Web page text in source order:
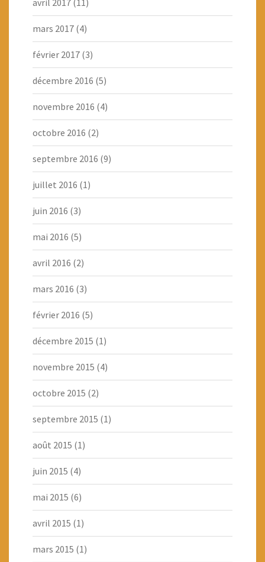
avril 2017 (11)
mars 2017 (4)
février 2017 (3)
décembre 2016 (5)
novembre 2016 (4)
octobre 2016 (2)
septembre 2016 (9)
juillet 2016 (1)
juin 2016 (3)
mai 2016 (5)
avril 2016 (2)
mars 2016 (3)
février 2016 (5)
décembre 2015 (1)
novembre 2015 (4)
octobre 2015 (2)
septembre 2015 (1)
août 2015 (1)
juin 2015 (4)
mai 2015 (6)
avril 2015 (1)
mars 2015 (1)